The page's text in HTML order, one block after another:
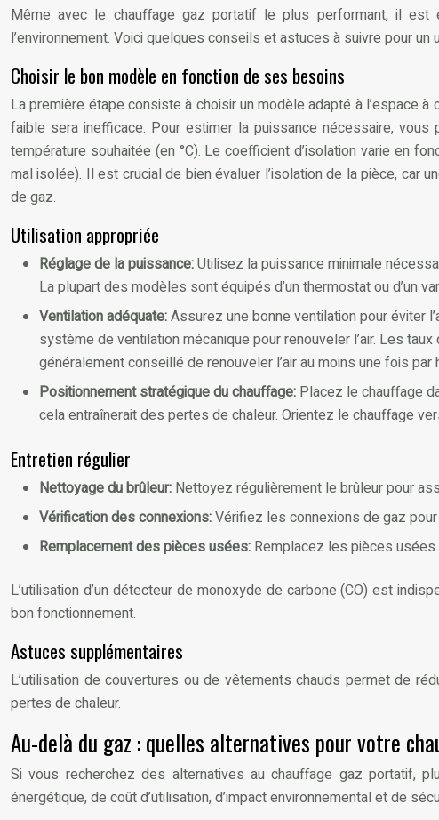
Même avec le chauffage gaz portatif le plus performant, il est
l’environnement. Voici quelques conseils et astuces à suivre pour
Choisir le bon modèle en fonction de ses besoins
La première étape consiste à choisir un modèle adapté à l’espace
faible sera inefficace. Pour estimer la puissance nécessaire,
température souhaitée (en °C). Le coefficient d’isolation varie en
mal isolée). Il est crucial de bien évaluer l’isolation de la pièce, car
de gaz.
Utilisation appropriée
Réglage de la puissance:Utilisez la puissance minimale
La plupart des modèles sont équipés d’un thermostat ou d’un
Ventilation adéquate:Assurez une bonne ventilation pour éviter
système de ventilation mécanique pour renouveler l’air. Les
généralement conseillé de renouveler l’air au moins une fois par
Positionnement stratégique du chauffage: Placez le chauffage
cela entraînerait des pertes de chaleur. Orientez le chauffage
Entretien régulier
Nettoyage du brûleur: Nettoyez régulièrement le brûleur pour
Vérification des connexions:Vérifiez les connexions de gaz
Remplacement des pièces usées: Remplacez les pièces
L’utilisation d’un détecteur de monoxyde de carbone (CO) est
bon fonctionnement.
Astuces supplémentaires
L’utilisation de couvertures ou de vêtements chauds permet de
pertes de chaleur.
Au-delà du gaz : quelles alternatives pour votre
Si vous recherchez des alternatives au chauffage gaz portatif,
énergétique, de coût d’utilisation, d’impact environnemental et de